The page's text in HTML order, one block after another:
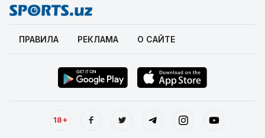
ПРАВИЛА РЕКЛАМА О САЙТЕ
18+